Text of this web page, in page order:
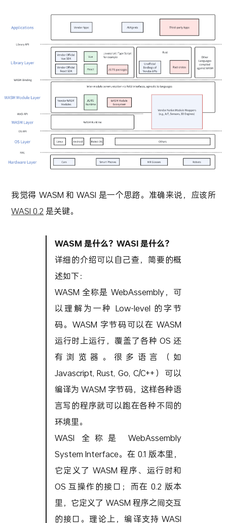
我觉得 WASM 和 WASI 是一个思路。准确来说，应该所
WASI 0.2 是关键。
WASM 是什么？WASI 是什么？
详细的介绍可以自己查，简要的概
述如下：
WASM 全称是 WebAssembly，可
以理解为一种 Low-level 的字节
码。WASM 字节码可以在 WASM
运行时上运行，覆盖了各种 OS 还
有浏览器。很多语言（如
Javascript, Rust, Go, C/C++）可以
编译为 WASM 字节码，这样各种语
言写的程序就可以跑在各种不同的
环境里。
WASI 全称是 WebAssembly
System Interface。在 0.1 版本里，
它定义了 WASM 程序、运行时和
OS 互操作的接口；而在 0.2 版本
里，它定义了 WASM 程序之间交互
的接口。理论上，编译支持 WASI